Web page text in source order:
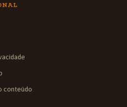
conteúdo